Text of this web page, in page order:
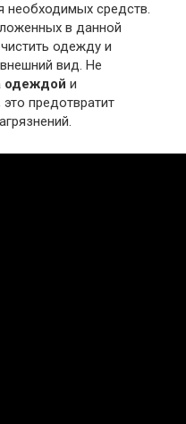
необходимых средств.
в данной
одежду и
вид. Не
одеждой и
это предотвратит